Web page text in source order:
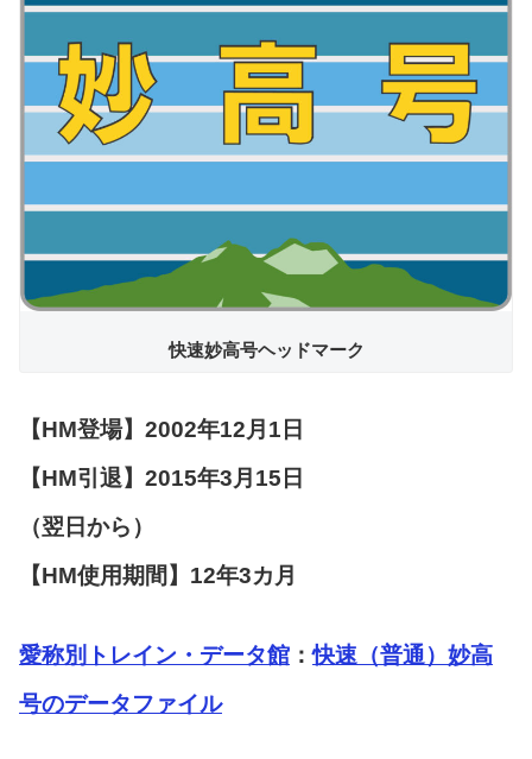
快速妙高号ヘッドマーク
【HM登場】2002年12月1日
【HM引退】2015年3月15日
（翌日から）
【HM使用期間】12年3カ月
愛称別トレイン・データ館 ：快速（普通）妙高
号のデータファイル